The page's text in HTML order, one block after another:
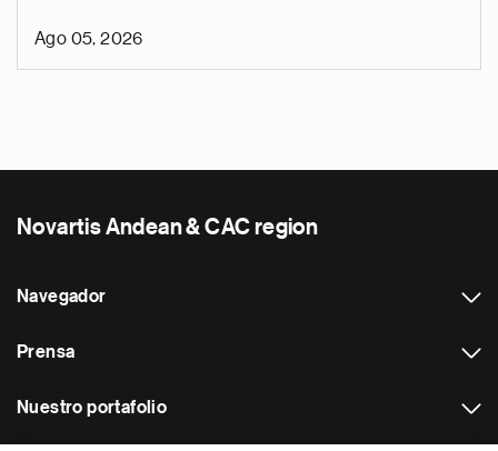
Ago 05, 2026
Novartis Andean & CAC region
Navegador
Prensa
Nuestro portafolio